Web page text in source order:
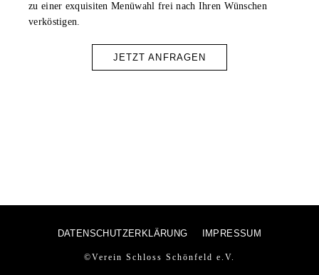
zu einer exquisiten Menüwahl frei nach Ihren Wünschen
verköstigen.
JETZT ANFRAGEN
DATENSCHUTZERKLÄRUNG IMPRESSUM
©Verein Schloss Schönfeld e.V.